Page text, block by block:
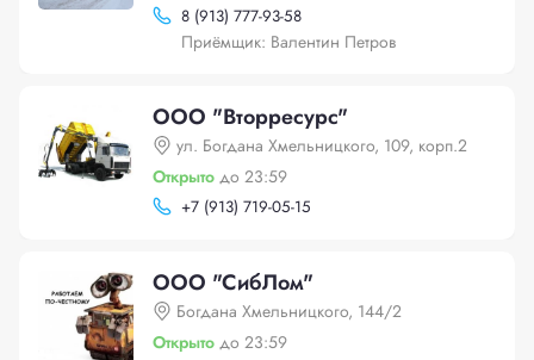
8 (913) 777-93-58
Приёмщик: Валентин Петров
ООО "Вторресурс"
ул. Богдана Хмельницкого, 109, корп.2
Открыто до 23:59
+7 (913) 719-05-15
ООО "СибЛом"
Богдана Хмельницкого, 144/2
Открыто до 23:59